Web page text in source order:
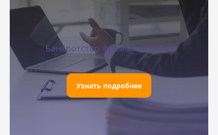
Банкротство физических лиц
Узнать подробнее